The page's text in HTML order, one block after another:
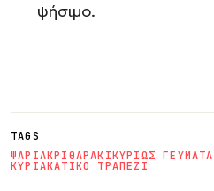
ψήσιμο.
TAGS
ΨΑΡΙΑΚΡΙΘΑΡΑΚΙΚΥΡΙΩΣ ΓΕΥΜΑΤΑ
ΚΥΡΙΑΚΑΤΙΚΟ ΤΡΑΠΕΖΙ